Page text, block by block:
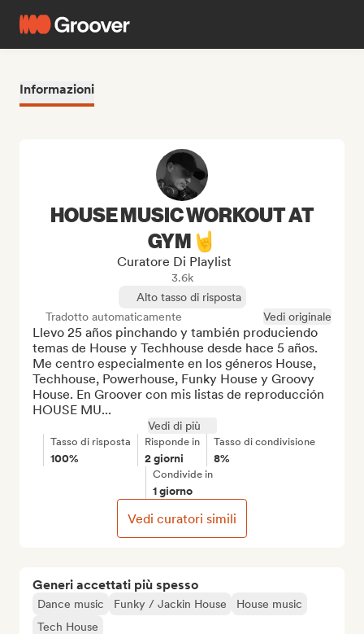
Informazioni
Generi accettati più spesso
Dance music Funky / Jackin House
House music
Tech House
HOUSE MUSIC WORKOUT AT
GYM🤘
Curatore Di Playlist
3.6k
Alto tasso di risposta
Tradotto automaticamente
Vedi originale
Llevo 25 años pinchando y también produciendo
temas de House y Techhouse desde hace 5 años.
Me centro especialmente en los géneros House,
Techhouse, Powerhouse, Funky House y Groovy
House. En Groover con mis listas de reproducción
HOUSE MU...
Vedi di più
Tasso di risposta
100%
Risponde in
2 giorni
Tasso di condivisione
8%
Condivide in
1 giorno
Vedi curatori simili